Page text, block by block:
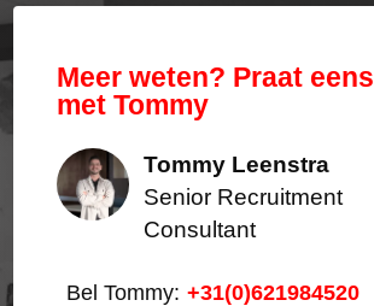
Meer weten? Praat eens
met Tommy
Tommy Leenstra
Senior Recruitment
Consultant
Bel Tommy: +31(0)621984520